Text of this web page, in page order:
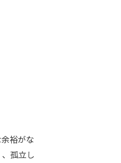
裕がな
孤立し